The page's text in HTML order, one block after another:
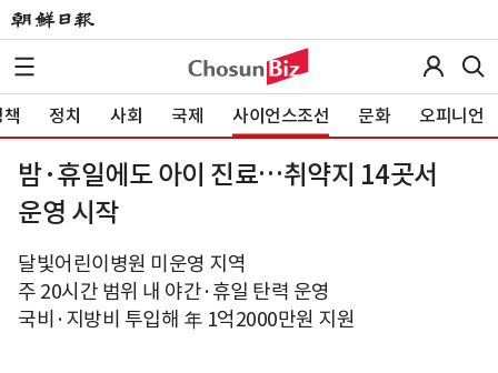
정치 사회 국제 사이언스조선 문화 오피니언
밤·휴일에도 아이 진료…취약지 14곳서
운영 시작
달빛어린이병원 미운영 지역
주 20시간 범위 내 야간·휴일 탄력 운영
국비·지방비 투입해 年 1억2000만원 지원